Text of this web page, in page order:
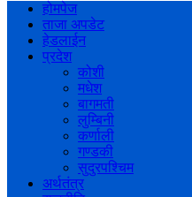
होमपेज
ताजा अपडेट
हेडलाईन
प्रदेश
कोशी
मधेश
बागमती
लुम्बिनी
कर्णाली
गण्डकी
सुदुरपश्चिम
अर्थतंत्र